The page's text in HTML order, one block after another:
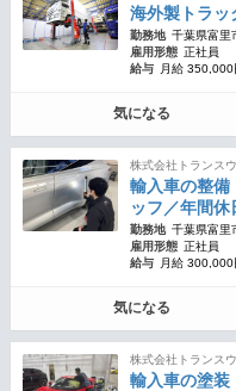
海外製トラッ
勤務地 千葉県富里
雇用形態 正社員
給与
月給 350,000
気になる
株式会社トランス
輸入車の整備
ッフ／年間休
勤務地 千葉県富里
雇用形態 正社員
給与
月給 300,000
気になる
株式会社トランス
輸入車の塗装